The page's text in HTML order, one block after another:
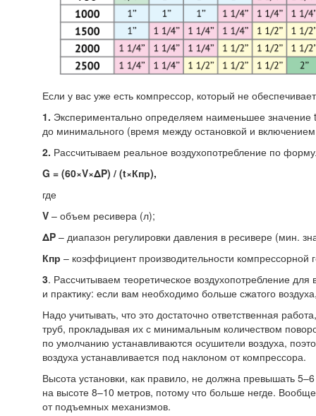
Если у вас уже есть компрессор, который не
1. Экспериментально определяем наименьшее значение
до минимального (время между остановкой и
2. Рассчитываем реальное воздухопотребление по
G = (60×V×ΔP) / (t×Кпр),
где
V – объем ресивера (л);
ΔP – диапазон регулировки давления в ресивере (мин.
Кпр – коэффициент производительности компрессорной
3. Рассчитываем теоретическое воздухопотребление для
и практику: если вам необходимо больше сжатого
Надо учитывать, что это достаточно ответственная
труб, прокладывая их с минимальным количеством
по умолчанию устанавливаются осушители воздуха,
воздуха устанавливается под наклоном от компрессора.
Высота установки, как правило, не должна превышать
на высоте 8–10 метров, потому что больше негде.
от подъемных механизмов.